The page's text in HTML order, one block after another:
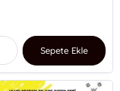
Sepete Ekle